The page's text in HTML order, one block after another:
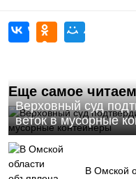
Еще самое
Верховный суд
веток в мусорные
В Омской